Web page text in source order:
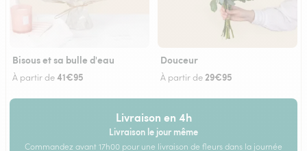
Bisous et sa bulle d'eau
À partir de41€95
Douceur
À partir de 29€95
Livraison en 4h
Livraison le jour même
Commandez avant 17h00 pour une livraison de fleurs dans la journée